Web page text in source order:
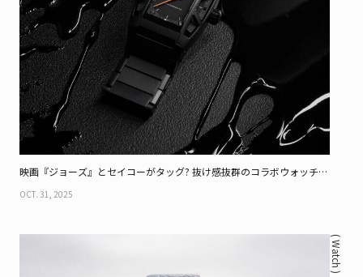
映画『ジョーズ』とセイコーがタッグ? 抜け感抜群のコラボウォッチ3
OCT. 31, 2025
( Watch )